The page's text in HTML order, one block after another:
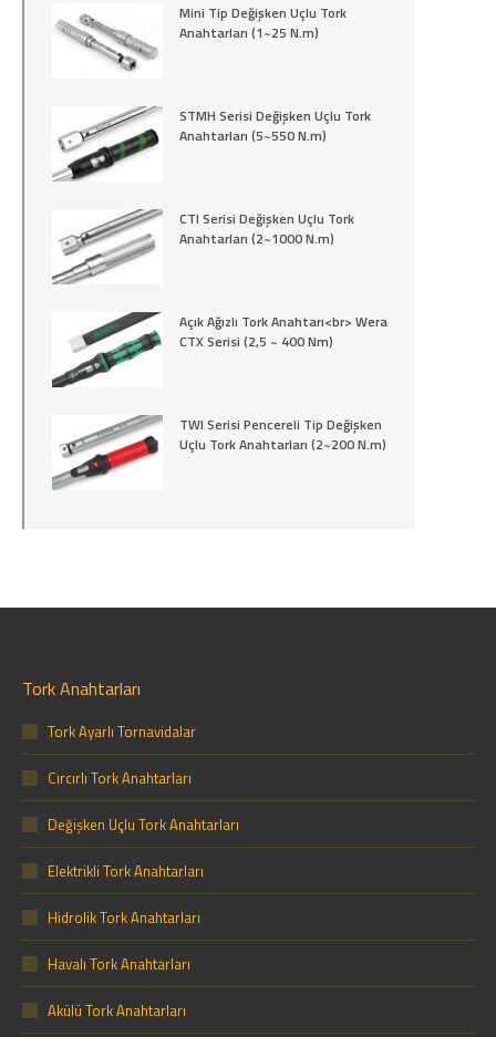
Mini Tip Değişken Uçlu Tork
Anahtarları (1~25 N.m)
STMH Serisi Değişken Uçlu Tork
Anahtarları (5~550 N.m)
CTI Serisi Değişken Uçlu Tork
Anahtarları (2~1000 N.m)
Açık Ağızlı Tork Anahtarı<br> Wera
CTX Serisi (2,5 ~ 400 Nm)
TWI Serisi Pencereli Tip Değişken
Uçlu Tork Anahtarları (2~200 N.m)
Tork Anahtarları
Tork Ayarlı Tornavidalar
Cırcırlı Tork Anahtarları
Değişken Uçlu Tork Anahtarları
Elektrikli Tork Anahtarları
Hidrolik Tork Anahtarları
Havalı Tork Anahtarları
Akülü Tork Anahtarları